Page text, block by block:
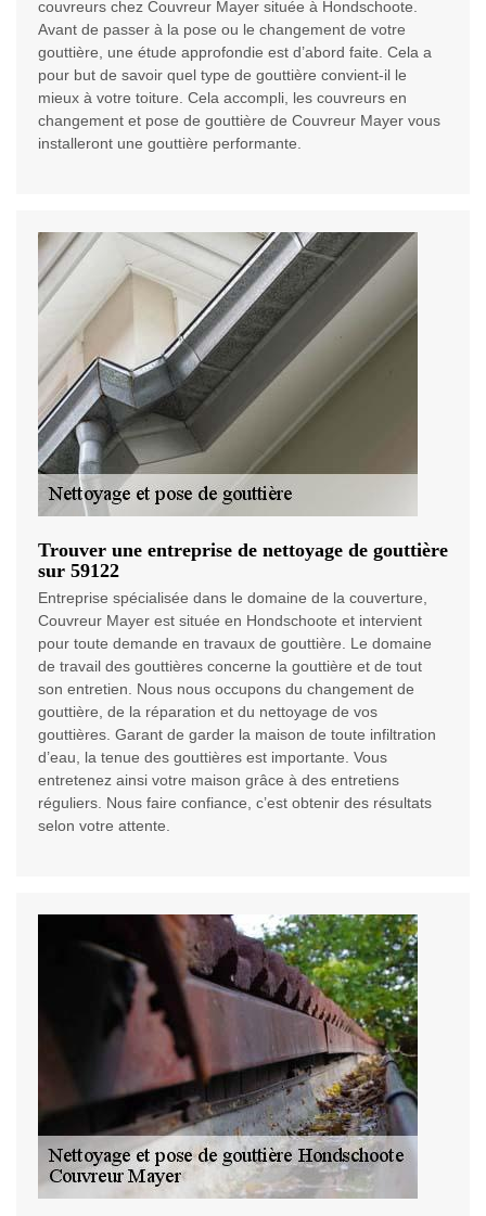
couvreurs chez Couvreur Mayer située à Hondschoote.
Avant de passer à la pose ou le changement de votre
gouttière, une étude approfondie est d’abord faite. Cela a
pour but de savoir quel type de gouttière convient-il le
mieux à votre toiture. Cela accompli, les couvreurs en
changement et pose de gouttière de Couvreur Mayer vous
installeront une gouttière performante.
Trouver une entreprise de nettoyage de gouttière
sur 59122
Entreprise spécialisée dans le domaine de la couverture,
Couvreur Mayer est située en Hondschoote et intervient
pour toute demande en travaux de gouttière. Le domaine
de travail des gouttières concerne la gouttière et de tout
son entretien. Nous nous occupons du changement de
gouttière, de la réparation et du nettoyage de vos
gouttières. Garant de garder la maison de toute infiltration
d’eau, la tenue des gouttières est importante. Vous
entretenez ainsi votre maison grâce à des entretiens
réguliers. Nous faire confiance, c’est obtenir des résultats
selon votre attente.